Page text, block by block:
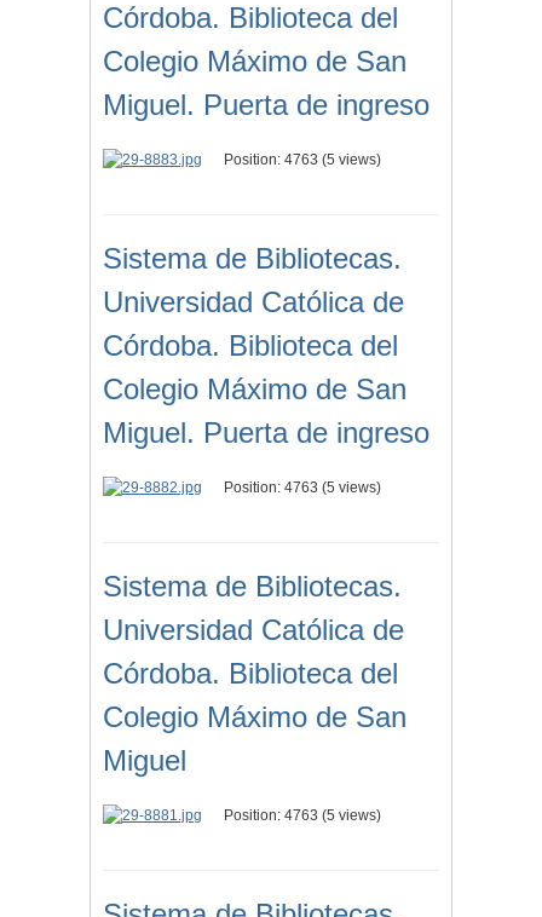
Córdoba. Biblioteca del
Colegio Máximo de San
Miguel. Puerta de ingreso
Position: 4763 (5 views)
Sistema de Bibliotecas.
Universidad Católica de
Córdoba. Biblioteca del
Colegio Máximo de San
Miguel. Puerta de ingreso
Position: 4763 (5 views)
Sistema de Bibliotecas.
Universidad Católica de
Córdoba. Biblioteca del
Colegio Máximo de San
Miguel
Position: 4763 (5 views)